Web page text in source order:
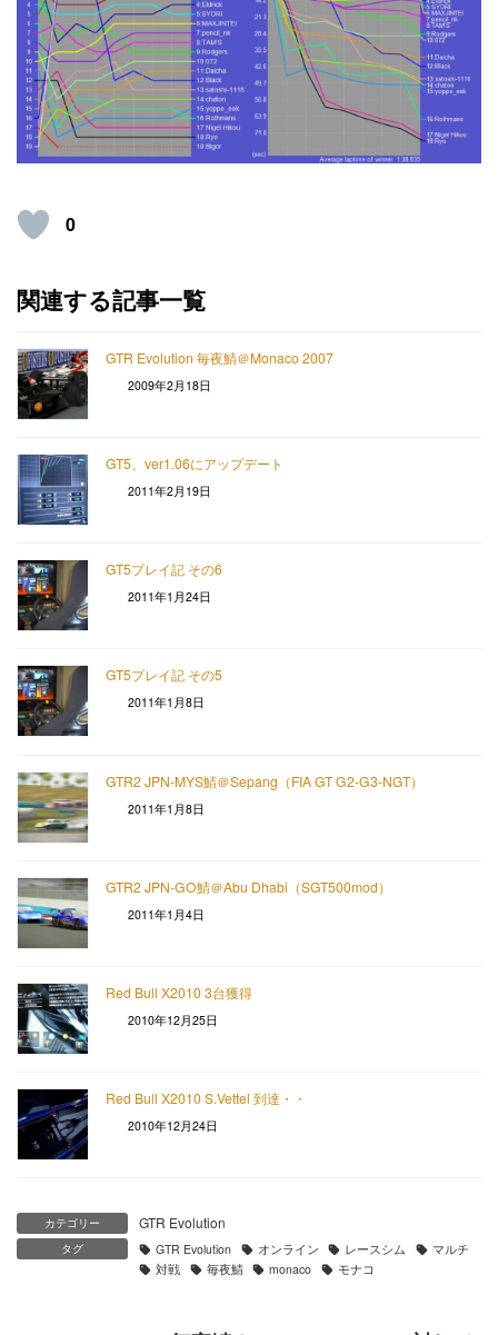
0
関連する記事一覧
GTR Evolution 毎夜鯖＠Monaco 2007
2009年2月18日
GT5、ver1.06にアップデート
2011年2月19日
GT5プレイ記 その6
2011年1月24日
GT5プレイ記 その5
2011年1月8日
GTR2 JPN-MYS鯖＠Sepang（FIA GT G2-G3-NGT）
2011年1月8日
GTR2 JPN-GO鯖＠Abu Dhabi（SGT500mod）
2011年1月4日
Red Bull X2010 3台獲得
2010年12月25日
Red Bull X2010 S.Vettel 到達・・
2010年12月24日
カテゴリー GTR Evolution
タグ GTR Evolution オンライン レースシム
マルチ
対戦
毎夜鯖 monaco モナコ